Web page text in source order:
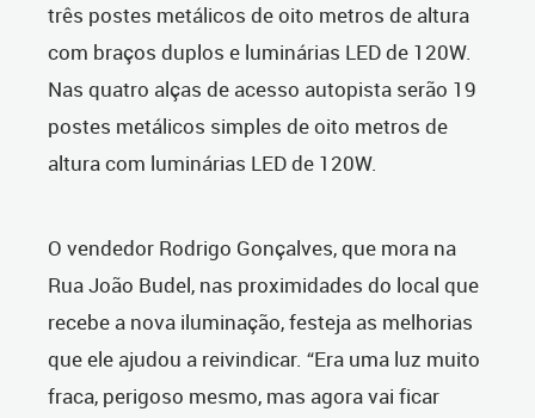
três postes metálicos de oito metros de altura
com braços duplos e luminárias LED de 120W.
Nas quatro alças de acesso autopista serão 19
postes metálicos simples de oito metros de
altura com luminárias LED de 120W.
O vendedor Rodrigo Gonçalves, que mora na
Rua João Budel, nas proximidades do local que
recebe a nova iluminação, festeja as melhorias
que ele ajudou a reivindicar. “Era uma luz muito
fraca, perigoso mesmo, mas agora vai ficar